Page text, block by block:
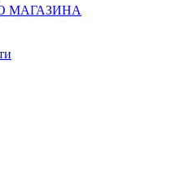
МАГАЗИНА